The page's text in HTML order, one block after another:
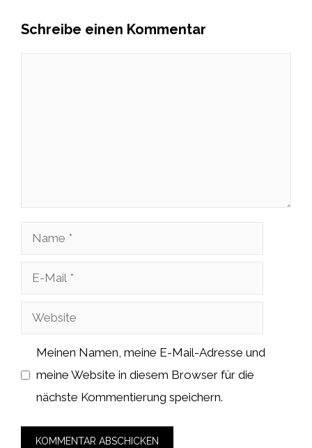
Schreibe einen Kommentar
Name
Website
Meinen Namen, meine E-Mail-Adresse und
meine Website in diesem Browser für die
nächste Kommentierung speichern.